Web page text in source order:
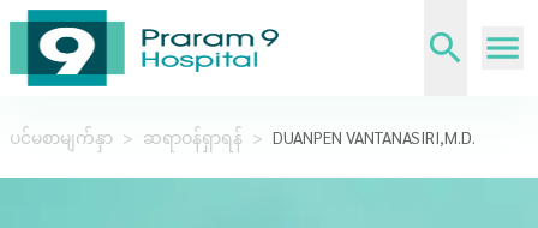
ပင်မစာမျက်နှာ > ဆရာဝန်ရှာရန် > DUANPEN VANTANASIRI,M.D.